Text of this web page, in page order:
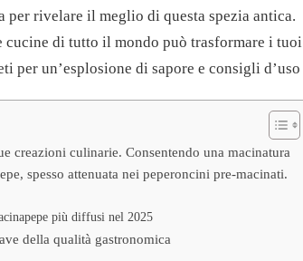
rivelare il meglio di questa spezia antica.
cucine di tutto il mondo può trasformare i tuoi
per un’esplosione di sapore e consigli d’uso
creazioni culinarie. Consentendo una macinatura
spesso attenuata nei peperoncini pre-macinati.
più diffusi nel 2025
della qualità gastronomica